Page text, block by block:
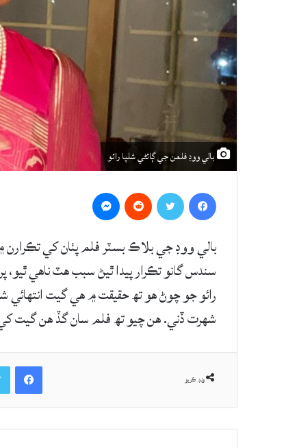
بالي ووڊ فلمن جي ڳائڻي شلپا رائو
بالي ووڊ جي بلاڪ بسٽر فلم پٺان کي
سندس گانو تڪرار پيدا ٿيڻ سبب هٽ ناهي ٿيو،
رائو جو چوڻ هو تھ حقيقت ۾ هي گيت
شهرت ڏني. هن چيو تھ فلم سان گڏ هن گيت
ونڊ ڪريو
Facebook